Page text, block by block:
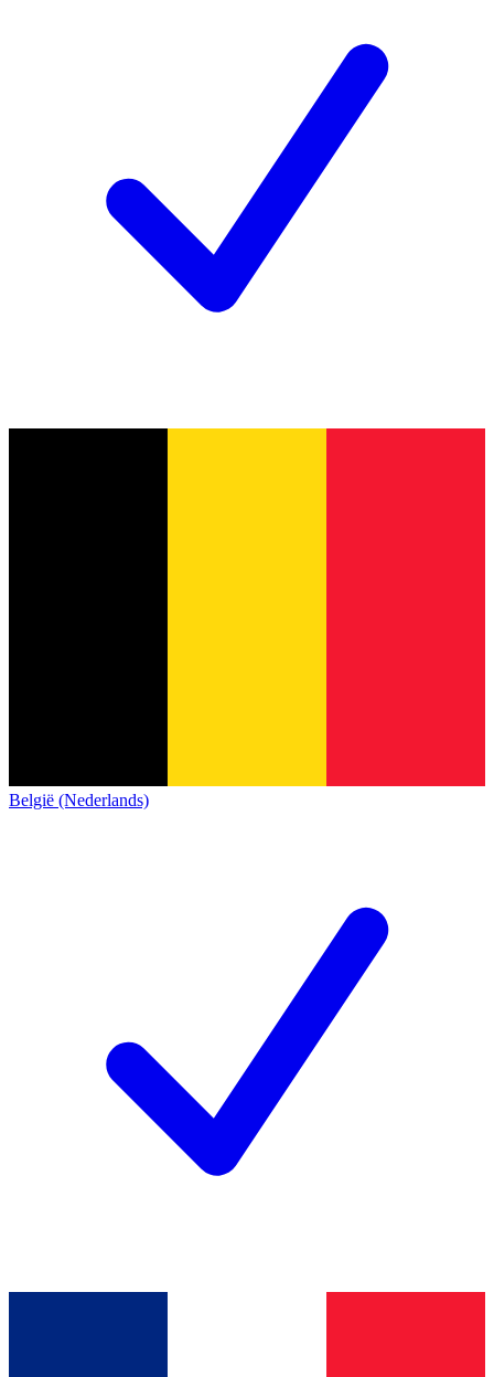
België (Nederlands)